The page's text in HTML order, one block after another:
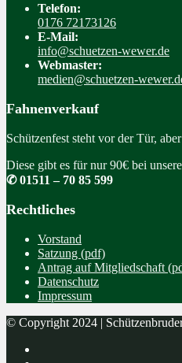
Telefon:
0176 72173126
E-Mail:
info@schuetzen-wewer.de
Webmaster:
medien@schuetzen-
Fahnenverkauf
Schützenfest steht vor der Tür,
Diese gibt es für nur 90€ bei
✆ 01511 – 70 85 599
Rechtliches
Vorstand
Satzung (pdf)
Antrag auf Mitgliedschaft
Datenschutz
Impressum
© Copyright 2024 |